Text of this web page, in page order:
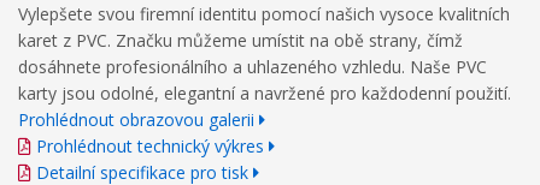
Vylepšete svou firemní identitu pomocí našich vysoce kvalitních
karet z PVC. Značku můžeme umístit na obě strany, čímž
dosáhnete profesionálního a uhlazeného vzhledu. Naše PVC
karty jsou odolné, elegantní a navržené pro každodenní použití.
Prohlédnout obrazovou galerii
Prohlédnout technický výkres
Detailní specifikace pro tisk